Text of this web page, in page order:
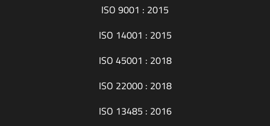
ISO 9001 : 2015
ISO 14001 : 2015
ISO 45001 : 2018
ISO 22000 : 2018
ISO 13485 : 2016